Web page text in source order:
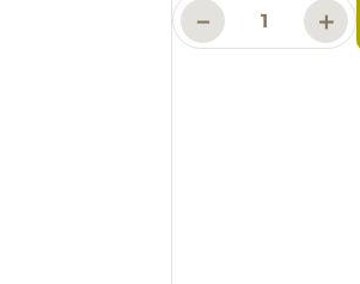
＋
－